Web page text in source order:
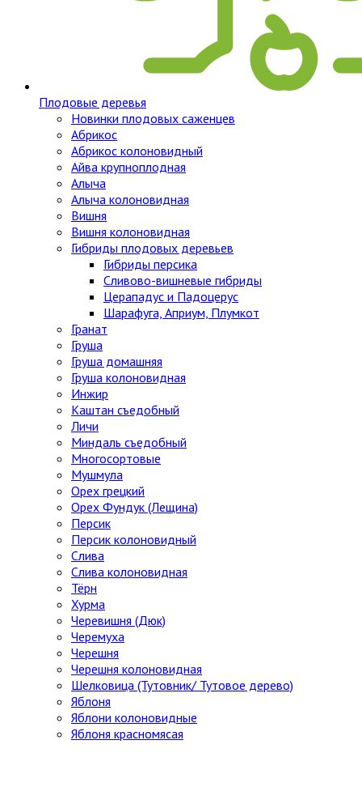
Плодовые деревья
Новинки плодовых саженцев
Абрикос
Абрикос колоновидный
Айва крупноплодная
Алыча
Алыча колоновидная
Вишня
Вишня колоновидная
Гибриды плодовых деревьев
Гибриды персика
Сливово-вишневые гибриды
Церападус и Падоцерус
Шарафуга, Априум, Плумкот
Гранат
Груша
Груша домашняя
Груша колоновидная
Инжир
Каштан съедобный
Личи
Миндаль съедобный
Многосортовые
Мушмула
Орех грецкий
Орех Фундук (Лещина)
Персик
Персик колоновидный
Слива
Слива колоновидная
Тёрн
Хурма
Черевишня (Дюк)
Черемуха
Черешня
Черешня колоновидная
Шелковица (Тутовник/ Тутовое дерево)
Яблоня
Яблони колоновидные
Яблоня красномясая